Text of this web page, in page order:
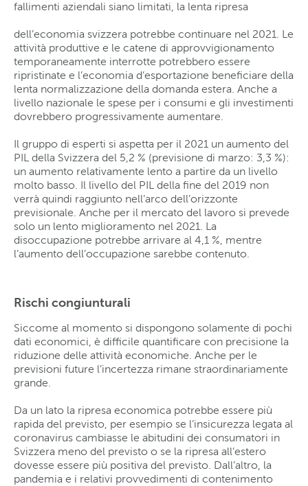
fallimenti aziendali siano limitati, la lenta ripresa
dell’economia svizzera potrebbe continuare nel 2021. Le
attività produttive e le catene di approvvigionamento
temporaneamente interrotte potrebbero essere
ripristinate e l’economia d’esportazione beneficiare della
lenta normalizzazione della domanda estera. Anche a
livello nazionale le spese per i consumi e gli investimenti
dovrebbero progressivamente aumentare.
Il gruppo di esperti si aspetta per il 2021 un aumento del
PIL della Svizzera del 5,2 % (previsione di marzo: 3,3 %):
un aumento relativamente lento a partire da un livello
molto basso. Il livello del PIL della fine del 2019 non
verrà quindi raggiunto nell’arco dell’orizzonte
previsionale. Anche per il mercato del lavoro si prevede
solo un lento miglioramento nel 2021. La
disoccupazione potrebbe arrivare al 4,1 %, mentre
l’aumento dell’occupazione sarebbe contenuto.
Rischi congiunturali
Siccome al momento si dispongono solamente di pochi
dati economici, è difficile quantificare con precisione la
riduzione delle attività economiche. Anche per le
previsioni future l’incertezza rimane straordinariamente
grande.
Da un lato la ripresa economica potrebbe essere più
rapida del previsto, per esempio se l’insicurezza legata al
coronavirus cambiasse le abitudini dei consumatori in
Svizzera meno del previsto o se la ripresa all’estero
dovesse essere più positiva del previsto. Dall’altro, la
pandemia e i relativi provvedimenti di contenimento